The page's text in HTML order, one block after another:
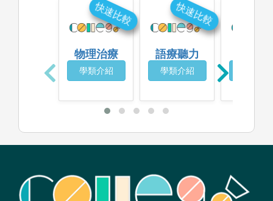
物理治療
學類介紹
快速比較
語療聽力
學類介紹
快速比較